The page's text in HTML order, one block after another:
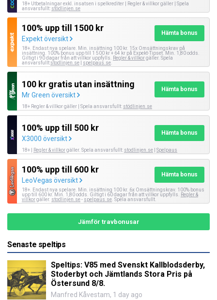
18+ Utbetalningar exkl. insatsen i spelkrediter | Regler & villkor gäller | Spela
ansvarsfullt: stödlinjen.se
100% upp till 1500 kr
Expekt översikt
Hämta bonus
18+. Endast nya spelare. Min. insättning 100 kr. 15x Omsättningskrav på
insättning. 100% bonus upp till 1 500 kr + 64 kr på Expekt-Tipset. Min. 1,80 odds.
Giltigt i 90 dagar från att villkor uppfylls.
Regler & villkorgäller. Spela
ansvarsfullt:stodlinjen.se spelpaus.se
100 kr gratis utan insättning
Mr Green översikt
Hämta bonus
18+ Regler & villkor gäller | Spela ansvarsfullt: stödlinjen.se
100% upp till 500 kr
X3000 översikt
Hämta bonus
18+ | Regler & villkorgäller. Spela ansvarsfullt: stodlinjen.se Spelpaus
100% upp till 600 kr
LeoVegas översikt
Hämta bonus
18+. Endast nya spelare. Min. insättning 100 kr. 6x Omsättningskrav. 100% bonus
upp till 600 kr. Min. 1,80 odds. Giltigt i 60 dagar från att villkor uppfylls.
Regler &
villkorgäller. stodlinjen.se- spelpaus.se . Spela ansvarsfullt.
Jämför travbonusar
Senaste speltips
Speltips: V85 med Svenskt Kallblodsderby,
Stoderbyt och Jämtlands Stora Pris på
Östersund 8/8.
Manfred Kåvestam, 1 day ago